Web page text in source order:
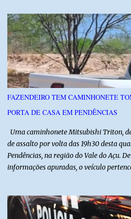
instituições e tecnologias voltadas ao
técnicas, a feira contará com
agosto, o público poderá prestigiar o
seguido de apresentação musical de Vê
reforça a importância do Distrito de
referência na fruticultura irrigada,
inovação e oportunidades para o
potiguar. @associacaodiba
FAZENDEIRO TEM CAMINHONETE
PORTA DE CASA EM PENDÊNCIAS
Uma caminhonete Mitsubishi Triton,
de assalto por volta das 19h30 desta
Pendências, na região do Vale do Açu.
informações apuradas, o veículo
anunciaram o assalto no momento em
residência, no Centro da cidade. Ainda